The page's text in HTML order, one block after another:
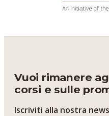
Vuoi rimanere
corsi e sulle
Iscriviti alla nostra